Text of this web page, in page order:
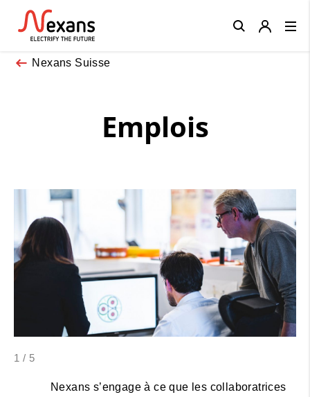
Nexans Suisse
Emplois
1 / 5
Nexans s’engage à ce que les collaboratrices
Close